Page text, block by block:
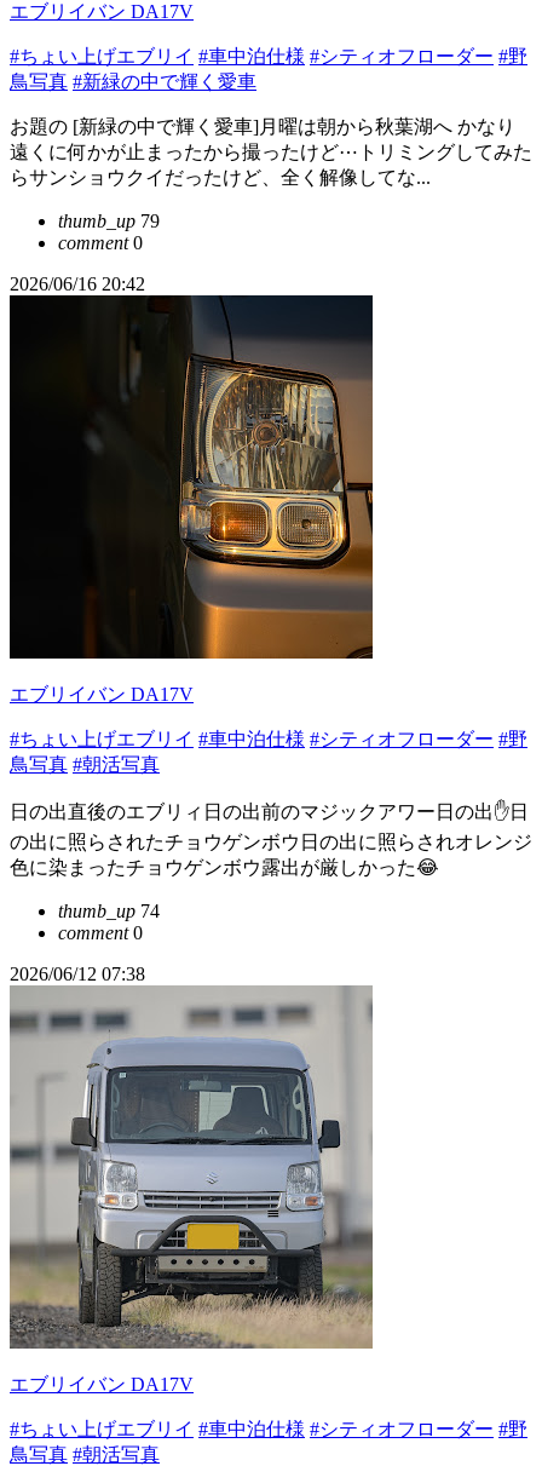
エブリイバン DA17V
#ちょい上げエブリイ #車中泊仕様 #シティオフローダー #野
鳥写真 #新緑の中で輝く愛車
お題の [新緑の中で輝く愛車]月曜は朝から秋葉湖へ かなり
遠くに何かが止まったから撮ったけど⋯トリミングしてみた
らサンショウクイだったけど、全く解像してな...
thumb_up 79
comment0
2026/06/16 20:42
エブリイバン DA17V
#ちょい上げエブリイ #車中泊仕様 #シティオフローダー #野
鳥写真 #朝活写真
日の出直後のエブリィ日の出前のマジックアワー日の出✋日
の出に照らされたチョウゲンボウ日の出に照らされオレンジ
色に染まったチョウゲンボウ露出が厳しかった😂
thumb_up 74
comment0
2026/06/12 07:38
エブリイバン DA17V
#ちょい上げエブリイ #車中泊仕様 #シティオフローダー #野
鳥写真 #朝活写真